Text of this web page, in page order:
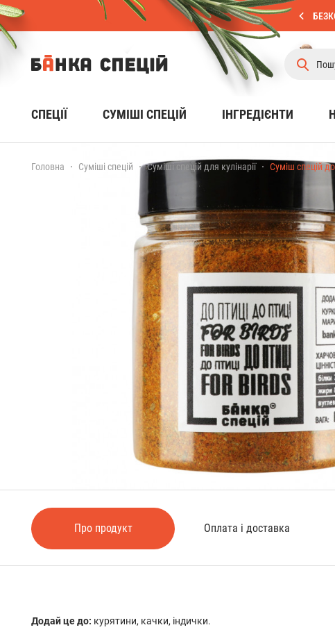
СПЕЦІЇ CУМІШІ СПЕЦІЙ ІНГРЕДІЄНТИ
Головна Cуміші спецій Суміші спецій для кулінарії Суміш спецій
Про продукт Оплата і доставка
Додай це до: курятини, качки, індички.